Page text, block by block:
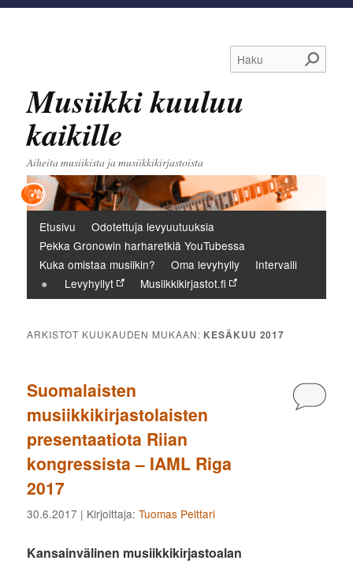
Haku
Musiikki kuuluu
kaikille
Aiheita musiikista ja musiikkikirjastoista
Päävalikko
Etusivu
Odotettuja levyuutuuksia
Pekka Gronowin harharetkiä YouTubessa
Kuka omistaa musiikin?
Oma levyhylly
Intervalli
Levyhyllyt
Musiikkikirjastot.fi
ARKISTOT KUUKAUDEN MUKAAN: KESÄKUU 2017
Suomalaisten
musiikkikirjastolaisten
presentaatiota Riian
kongressista – IAML Riga
2017
30.6.2017 | Kirjoittaja:Tuomas Pelttari
Kansainvälinen musiikkikirjastoalan